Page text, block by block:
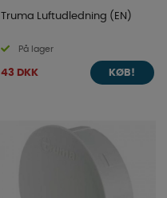
Truma Luftudledning (EN)
På lager
43 DKK KØB!